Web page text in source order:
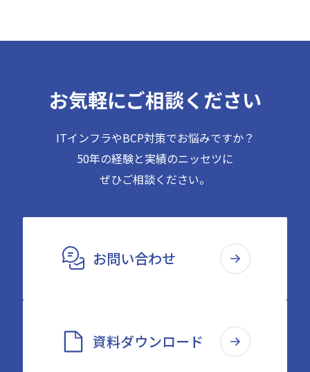
お気軽にご相談ください
ITインフラやBCP対策でお悩みですか？
50年の経験と実績のニッセツに
ぜひご相談ください。
お問い合わせ
資料ダウンロード